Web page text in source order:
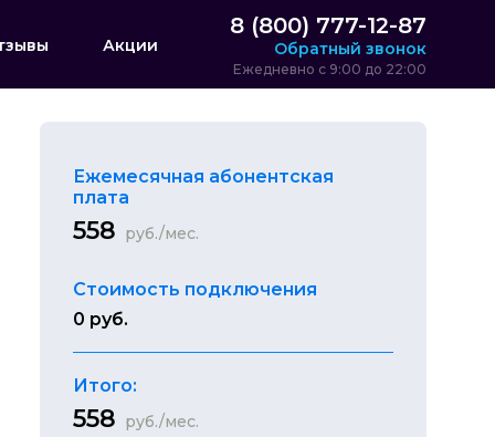
Акции
8 (800) 777-12-87
Обратный звонок
Ежедневно с 9:00 до 22:00
Ежемесячная абонентская
плата
558 руб./мес.
Стоимость подключения
0 руб.
Итого:
558 руб./мес.